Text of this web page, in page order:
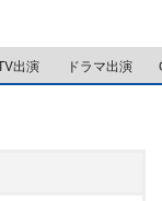
e
出演 ドラマ出演